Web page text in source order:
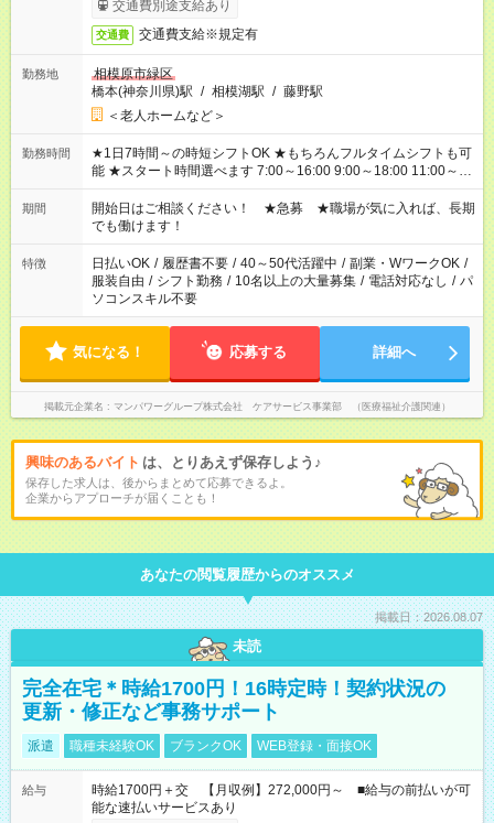
交通費別途支給あり
交通費 交通費支給※規定有
勤務地
相模原市緑区
橋本(神奈川県)駅 / 相模湖駅 / 藤野駅
＜老人ホームなど＞
勤務時間
★1日7時間～の時短シフトOK ★もちろんフルタイムシフトも可
能 ★スタート時間選べます 7:00～16:00 9:00～18:00 11:00～
20:00 など 残業なし！ ※Wワークの場合、他のお仕事と合わせ
週40時間超の就業はご案内できません ※法令に基づき、週20時
間以上勤務は社会保険への加入対象となります ※労働者派遣法
（日雇い派遣の原則禁止）により、短時間・短期間の就業はご
案内が難しい場合があります
期間
開始日はご相談ください！ ★急募 ★職場が気に入れば、長期
でも働けます！
特徴 日払いOK / 履歴書不要 / 40～50代活躍中 / 副業・WワークOK /
服装自由 / シフト勤務 / 10名以上の大量募集 / 電話対応なし / パ
ソコンスキル不要
気になる！ 応募する 詳細へ
掲載元企業名 マンパワーグループ株式会社 ケアサービス事業部 （医療福祉介護関連）
興味のあるバイト は、とりあえず保存しよう♪
保存した求人は、後からまとめて応募できるよ。
企業からアプローチが届くことも！
あなたの閲覧履歴からのオススメ
掲載日：2026.08.07
未読
完全在宅＊時給1700円！16時定時！契約状況の
更新・修正など事務サポート
派遣 職種未経験OK ブランクOK WEB登録・面接OK
給与
時給1700円＋交 【月収例】272,000円～ ■給与の前払いが可
能な速払いサービスあり